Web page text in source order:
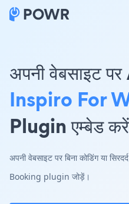
अपनी वेबसाइट
Inspiro For
Plugin एम्बेड करें
अपनी वेबसाइट पर बिना कोडिंग या
Booking plugin जोड़ें।